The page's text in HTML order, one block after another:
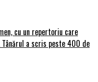
cu un repertoriu care
a scris peste 400 de